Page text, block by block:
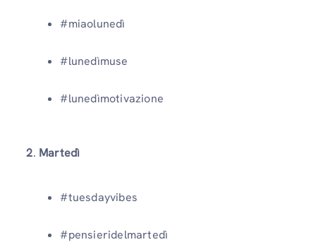
#miaolunedì
#lunedìmuse
#lunedìmotivazione
2. Martedì
#tuesdayvibes
#pensieridelmartedì